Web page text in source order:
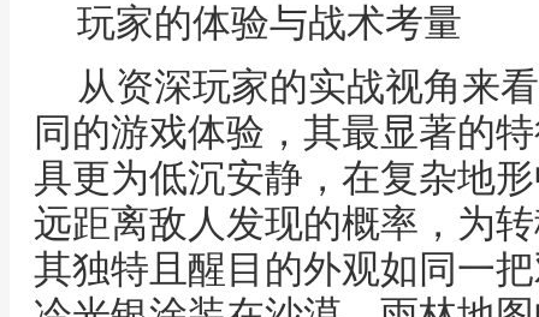
玩家的体验与战术考量
从资深玩家的实战视角来
同的游戏体验，其最显著的
具更为低沉安静，在复杂地
远距离敌人发现的概率，为
其独特且醒目的外观如同一